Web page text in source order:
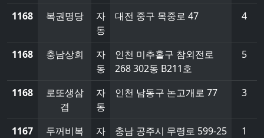
1168 복권명당
자
동
대전 중구 목중로 47 4
1168 충남상회
자
동
인천 미추홀구 참외전로
268 302동 B211호
5
1168
로또생삼
겹
자
동
인천 남동구 논고개로 77 3
1167
두꺼비복
자
충남 공주시 무령로 599-25
1